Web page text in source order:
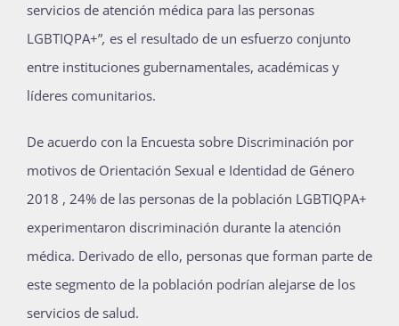
Blog
Súmate
Publicaciones
Bienvenida generación 2027-1
servicios de atención médica para las personas
LGBTIQPA+”, es el resultado de un esfuerzo conjunto
entre instituciones gubernamentales, académicas y
líderes comunitarios.
De acuerdo con la Encuesta sobre Discriminación por
motivos de Orientación Sexual e Identidad de Género
2018 , 24% de las personas de la población LGBTIQPA+
experimentaron discriminación durante la atención
médica. Derivado de ello, personas que forman parte de
este segmento de la población podrían alejarse de los
servicios de salud.